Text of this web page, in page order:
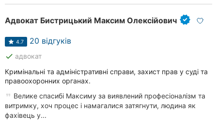
Адвокат Бистрицький Максим Олексійович
4.7 20 відгуків
done адвокат
Кримінальні та адміністративні справи, захист прав у суді та
правоохоронних органах.
Велике спасибі Максиму за виявлений професіоналізм та
витримку, хоч процес і намагалися затягнути, людина як
фахівець у...